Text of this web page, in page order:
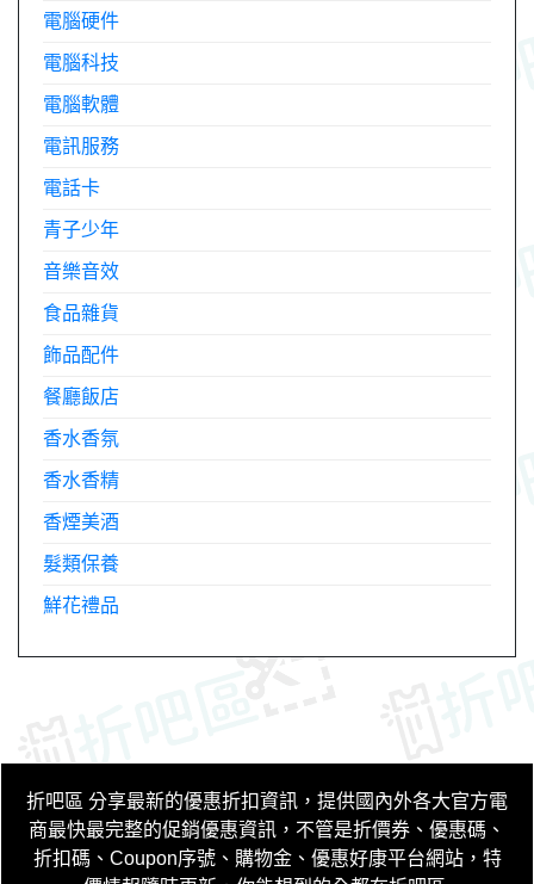
電腦硬件
電腦科技
電腦軟體
電訊服務
電話卡
青子少年
音樂音效
食品雜貨
飾品配件
餐廳飯店
香水香氛
香水香精
香煙美酒
髮類保養
鮮花禮品
折吧區 分享最新的優惠折扣資訊，提供國內外各大官方電
商最快最完整的促銷優惠資訊，不管是折價券、優惠碼、
折扣碼、Coupon序號、購物金、優惠好康平台網站，特